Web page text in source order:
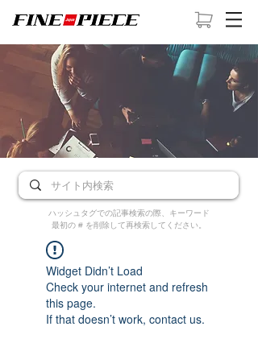
ハッシュタグでの記事検索の際、キーワード
最初の # を削除して再検索してください。
Widget Didn’t Load
Check your internet and refresh
this page.
If that doesn’t work, contact us.